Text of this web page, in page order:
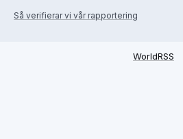
Så verifierar vi vår rapportering
WorldRSS